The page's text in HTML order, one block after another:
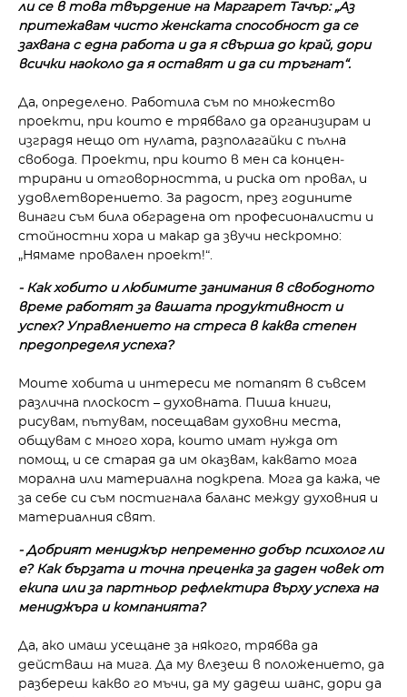
ли се в това твърдение на Маргарет Тачър: „Аз
притежавам чисто женската способност да се
захвана с една работа и да я свърша до край, дори
всички наоколо да я оставят и да си тръгнат“.
Да, определено. Работила съм по множество
проекти, при кои­то е трябвало да организирам и
изградя нещо от нулата, разпо­лагайки с пълна
свобода. Проек­ти, при които в мен са концен­
трирани и отговорността, и риска от провал, и
удовлетворе­нието. За радост, през годините
винаги съм била обградена от професионалисти и
стойностни хора и макар да звучи нескромно:
„Нямаме провален проект!“.
- Как хобито и любимите занимания в свободното
време работят за вашата продуктивност и
успех? Управлението на стреса в каква степен
предопределя успеха?
Моите хобита и интереси ме потапят в съвсем
различна плоскост – духовната. Пиша книги,
рисувам, пътувам, посе­щавам духовни места,
общувам с много хора, които имат нуж­да от
помощ, и се старая да им оказвам, каквато мога
морална или материална подкрепа. Мога да кажа, че
за себе си съм пости­гнала баланс между духовния и
материалния свят.
- Добрият мениджър непременно добър психолог ли
е? Как бързата и точна преценка за даден човек от
екипа или за партньор рефлектира върху успеха на
мениджъра и компанията?
Да, ако имаш усещане за някого, трябва да
действаш на мига. Да му влезеш в поло­жението, да
разбереш какво го мъчи, да му дадеш шанс, дори да